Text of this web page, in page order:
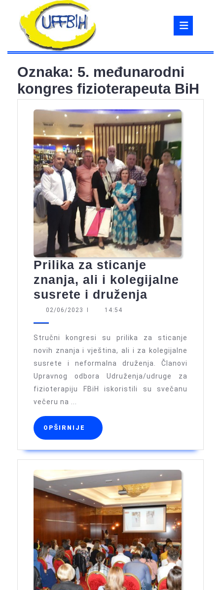
content
Oznaka: 5. međunarodni
kongres fizioterapeuta BiH
Prilika za sticanje
znanja, ali i kolegijalne
susrete i druženja
znanja,
ali
i
kolegijalne
02/06/2023 02/06/2023
I 14:54
Stručni kongresi su prilika za sticanje
novih znanja i vještina, ali i za kolegijalne
susrete i neformalna druženja. Članovi
Upravnog odbora Udruženja/udruge za
fizioterapiju FBiH iskoristili su svečanu
večeru na ...
OPŠIRNIJE OPŠIRNIJE